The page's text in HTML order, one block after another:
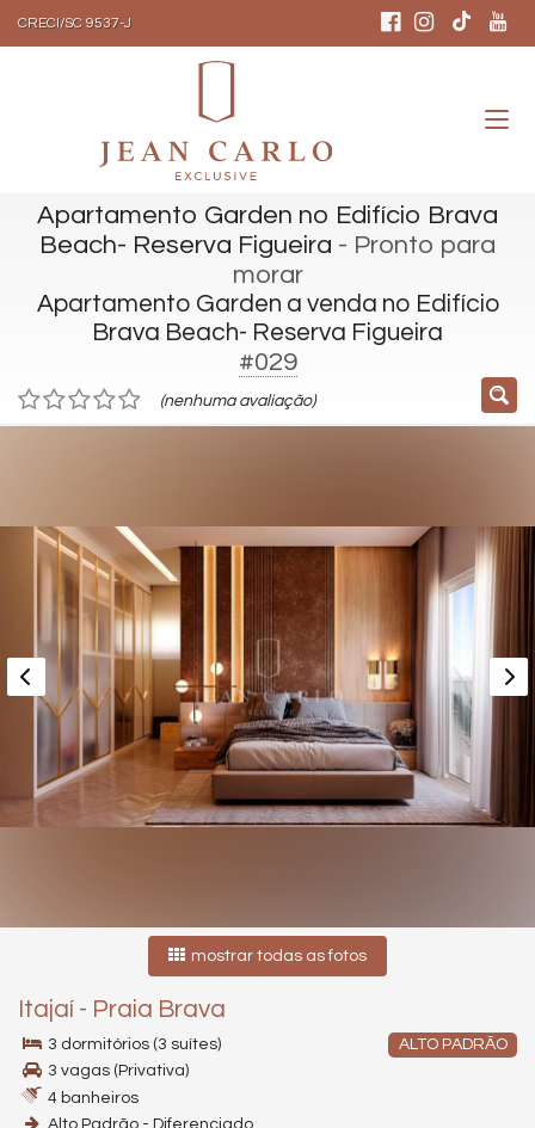
CRECI/SC 9537-J
Apartamento Garden no Edifício Brava
Beach- Reserva Figueira - Pronto para
morar
Apartamento Garden a venda no Edifício
Brava Beach- Reserva Figueira
#029
(nenhuma avaliação)
mostrar todas as fotos
Itajaí - Praia Brava
ALTO PADRÃO
3 dormitórios (3 suítes)
3 vagas (Privativa)
4 banheiros
Alto Padrão - Diferenciado